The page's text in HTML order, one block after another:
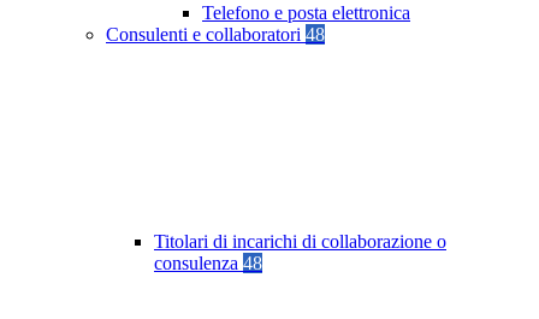
Telefono e posta elettronica
Consulenti e collaboratori 48
Titolari di incarichi di collaborazione o
consulenza 48